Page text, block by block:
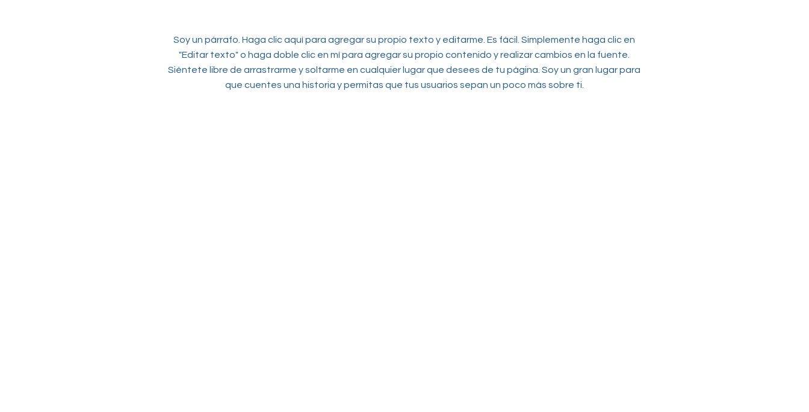
Soy un párrafo. Haga clic aquí para agregar su propio texto y editarme. Es fácil. Simplemente haga clic en
"Editar texto" o haga doble clic en mí para agregar su propio contenido y realizar cambios en la fuente.
Siéntete libre de arrastrarme y soltarme en cualquier lugar que desees de tu página. Soy un gran lugar para
que cuentes una historia y permitas que tus usuarios sepan un poco más sobre ti.